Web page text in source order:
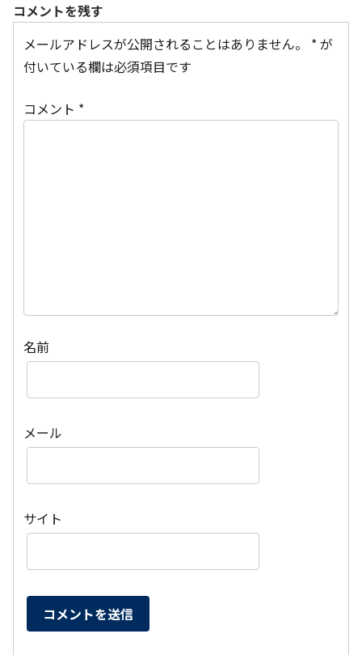
コメントを残す
メールアドレスが公開されることはありません。
*が
付いている欄は必須項目です
コメント *
名前
メール
サイト